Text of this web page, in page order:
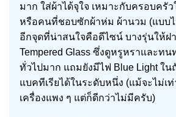
มาก ใส่ผ้าได้จุใจ เหมาะกับครอบครั
หรือคนที่ชอบซักผ้าห่ม ผ้านวม (แบบ
อีกจุดที่น่าสนใจคือดีไซน์ บางรุ่นให้ฝ
Tempered Glass ซึ่งดูหรูหราและท
ทั่วไปมาก แถมยังมีไฟ Blue Light ใน
แบคทีเรียได้ในระดับหนึ่ง (แม้จะไม่เ
เครื่องแพง ๆ แต่ก็ดีกว่าไม่มีครับ)